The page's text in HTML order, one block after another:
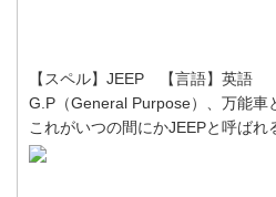
【スペル】JEEP 【言語】英語
G.P（General Purpose）、万能車
これがいつの間にかJEEPと呼ばれ